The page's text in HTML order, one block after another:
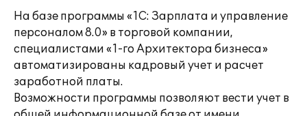
На базе программы «1С: Зарплата и управление
персоналом 8.0» в торговой компании,
специалистами «1-го Архитектора бизнеса»
автоматизированы кадровый учет и расчет
заработной платы.
Возможности программы позволяют вести учет в